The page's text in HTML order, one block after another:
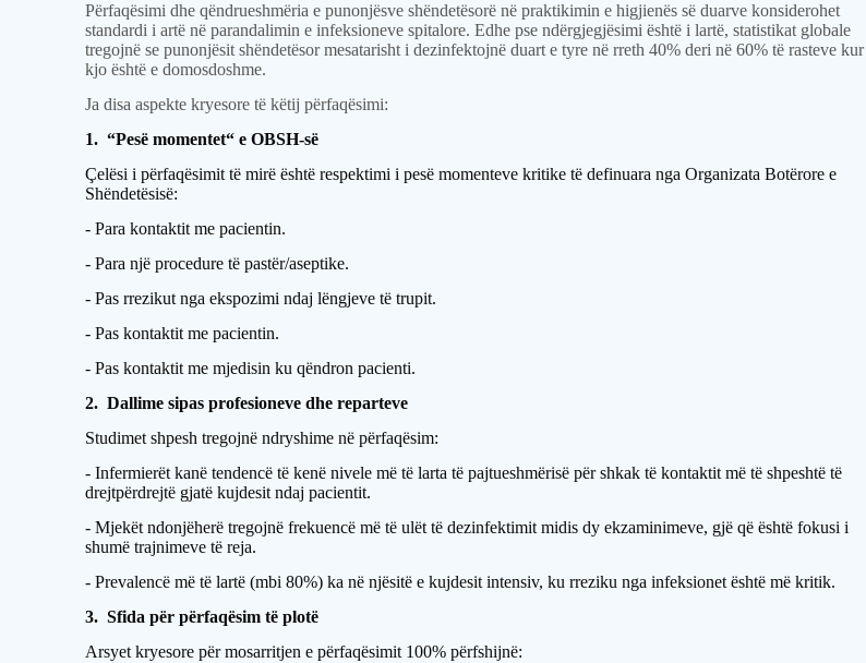
Përfaqësimi dhe qëndrueshmëria e punonjësve shëndetësorë në praktikimin e higjienës së duarve konsiderohet
standardi i artë në parandalimin e infeksioneve spitalore. Edhe pse ndërgjegjësimi është i lartë, statistikat globale
tregojnë se punonjësit shëndetësor mesatarisht i dezinfektojnë duart e tyre në rreth 40% deri në 60% të rasteve kur
kjo është e domosdoshme.
Ja disa aspekte kryesore të këtij përfaqësimi:
1. “Pesë momentet“ e OBSH-së
Çelësi i përfaqësimit të mirë është respektimi i pesë momenteve kritike të definuara nga Organizata Botërore e
Shëndetësisë:
- Para kontaktit me pacientin.
- Para një procedure të pastër/aseptike.
- Pas rrezikut nga ekspozimi ndaj lëngjeve të trupit.
- Pas kontaktit me pacientin.
- Pas kontaktit me mjedisin ku qëndron pacienti.
2. Dallime sipas profesioneve dhe reparteve
Studimet shpesh tregojnë ndryshime në përfaqësim:
- Infermierët kanë tendencë të kenë nivele më të larta të pajtueshmërisë për shkak të kontaktit më të shpeshtë të
drejtpërdrejtë gjatë kujdesit ndaj pacientit.
- Mjekët ndonjëherë tregojnë frekuencë më të ulët të dezinfektimit midis dy ekzaminimeve, gjë që është fokusi i
shumë trajnimeve të reja.
- Prevalencë më të lartë (mbi 80%) ka në njësitë e kujdesit intensiv, ku rreziku nga infeksionet është më kritik.
3. Sfida për përfaqësim të plotë
Arsyet kryesore për mosarritjen e përfaqësimit 100% përfshijnë: